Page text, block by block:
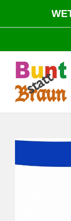
springen